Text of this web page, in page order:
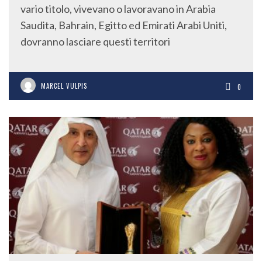
vario titolo, vivevano o lavoravano in Arabia
Saudita, Bahrain, Egitto ed Emirati Arabi Uniti,
dovranno lasciare questi territori
MARCEL VULPIS 0